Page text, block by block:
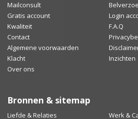
Mailconsult
Gratis account
Login
Kwaliteit
F.A.Q
Contact
Algemene voorwaarden
Klacht
Inzichten
Over ons
Bronnen & sitemap
Liefde & Relaties Werk &